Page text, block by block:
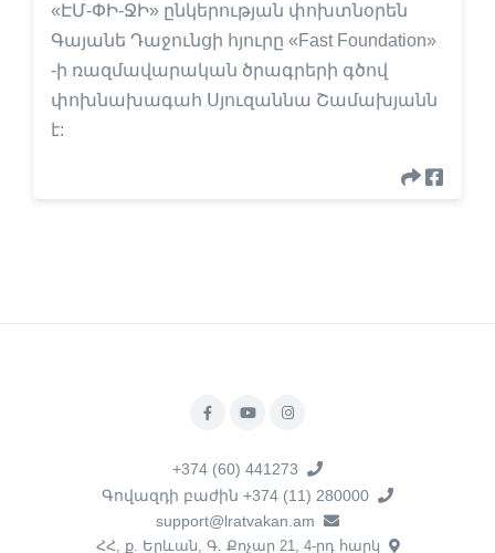
«ԷՄ-ՓԻ-ՋԻ» ընկերության փոխտնօրեն
Գայանե Դաջունցի հյուրը «Fast Foundation»
-ի ռազմավարական ծրագրերի գծով
փոխնախագահ Սյուզաննա Շամախյանն
է:
+374 (60) 441273
Գովազդի բաժին +374 (11) 280000
support@lratvakan.am
ՀՀ, ք. Երևան, Գ. Քոչար 21, 4-րդ հարկ